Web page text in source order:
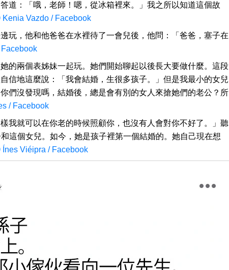
道：「哦，老師！嗯，從冰箱裡來。」我之所以知道這個故
Vazdo / Facebook
玩，他和他爸爸在水裡待了一會兒後，他問：「爸爸，塞子在
的兩個表姊妹一起玩。她們開始聊起以後長大要做什麼。這段
信地這麼說：「我會結婚，生很多孩子。」但是我最小的女兒
們沒發現嗎，結婚後，總是會有別的女人來搶她們的老公？所
/ Facebook
我就可以在你老的時候照顧你，也沒有人會對你不好了。」聽
這個女兒。如今，她是孩子裡第一個結婚的。她自己現在想
Viéipra / Facebook